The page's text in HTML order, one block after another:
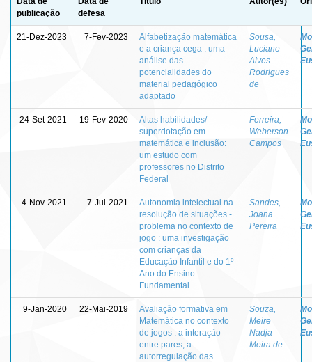
publicação
defesa
21-Dez-2023 7-Fev-2023
Alfabetização matemática
e a criança cega : uma
análise das
potencialidades do
material pedagógico
adaptado
Sousa,
Luciane
Alves
Rodrigues
de
24-Set-2021 19-Fev-2020
Altas habilidades/
superdotação em
matemática e inclusão:
um estudo com
professores no Distrito
Federal
Ferreira,
Weberson
Campos
4-Nov-2021 7-Jul-2021
Autonomia intelectual na
resolução de situações -
problema no contexto de
jogo : uma investigação
com crianças da
Educação Infantil e do 1º
Ano do Ensino
Fundamental
Sandes,
Joana
Pereira
9-Jan-2020 22-Mai-2019
Avaliação formativa em
Matemática no contexto
de jogos : a interação
entre pares, a
autorregulação das
Souza,
Meire
Nadja
Meira de